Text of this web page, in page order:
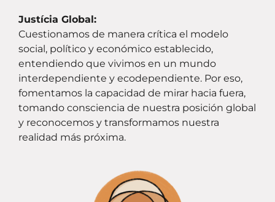
Justícia Global:
Cuestionamos de manera crítica el modelo
social, político y económico establecido,
entendiendo que vivimos en un mundo
interdependiente y ecodependiente. Por eso,
fomentamos la capacidad de mirar hacia fuera,
tomando consciencia de nuestra posición global
y reconocemos y transformamos nuestra
realidad más próxima.